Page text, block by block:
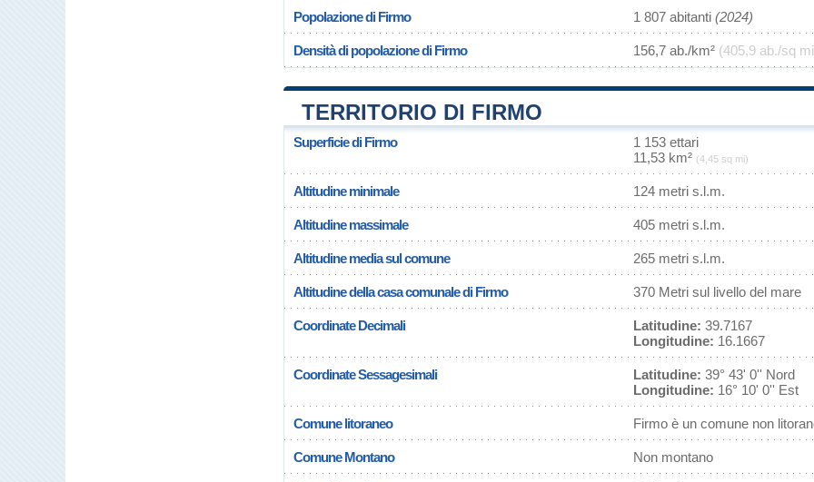
Popolazione di Firmo 1 807 abitanti (2024)
Densità di popolazione di Firmo 156,7 ab./km² (405,9 ab./sq
TERRITORIO DI FIRMO
Superficie di Firmo
1 153 ettari
11,53 km² (4,45 sq mi)
Altitudine minimale 124 metri s.l.m.
Altitudine massimale 405 metri s.l.m.
Altitudine media sul comune 265 metri s.l.m.
Altitudine della casa comunale di Firmo 370 Metri sul livello del mare
Coordinate Decimali Latitudine: 39.7167
Longitudine: 16.1667
Coordinate Sessagesimali Latitudine: 39° 43' 0'' Nord
Longitudine: 16° 10' 0'' Est
Comune litoraneo Firmo è un comune non
Comune Montano Non montano